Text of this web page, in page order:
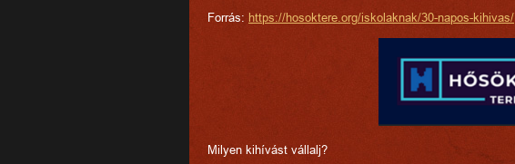
Forrás: https://hosoktere.org/iskolaknak/30-napos-kihivas/
Milyen kihívást vállalj?